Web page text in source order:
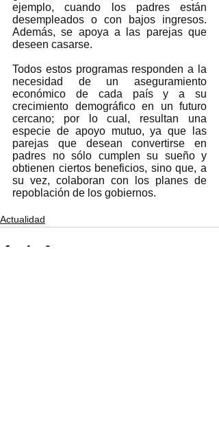
ejemplo, cuando los padres están
desempleados o con bajos ingresos.
Además, se apoya a las parejas que
deseen casarse.
Todos estos programas responden a la
necesidad de un aseguramiento
económico de cada país y a su
crecimiento demográfico en un futuro
cercano; por lo cual, resultan una
especie de apoyo mutuo, ya que las
parejas que desean convertirse en
padres no sólo cumplen su sueño y
obtienen ciertos beneficios, sino que, a
su vez, colaboran con los planes de
repoblación de los gobiernos.
Actualidad